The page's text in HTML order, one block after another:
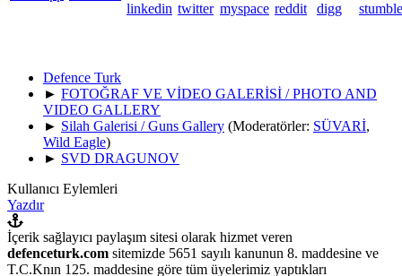
Defence Turk
► FOTOĞRAF VE VİDEO GALERİSİ / PHOTO AND
VIDEO GALLERY
► Silah Galerisi / Guns Gallery (Moderatörler: SÜVARİ,
Wild Eagle)
► SVD DRAGUNOV
Kullanıcı Eylemleri
Yazdır
İçerik sağlayıcı paylaşım sitesi olarak hizmet veren
defenceturk.com sitemizde 5651 sayılı kanunun 8. maddesine ve
T.C.Knın 125. maddesine göre tüm üyelerimiz yaptıkları